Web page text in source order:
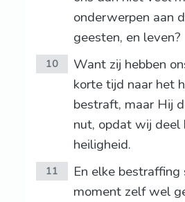
onderwerpen aan
geesten, en leven?
10
Want zij hebben
korte tijd naar het
bestraft, maar Hij
nut, opdat wij deel
heiligheid.
11
En elke
moment zelf wel